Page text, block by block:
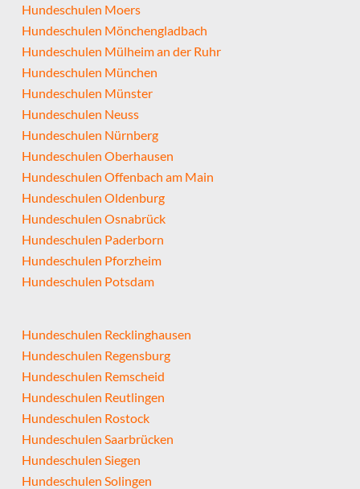
Hundeschulen Moers
Hundeschulen Mönchengladbach
Hundeschulen Mülheim an der Ruhr
Hundeschulen München
Hundeschulen Münster
Hundeschulen Neuss
Hundeschulen Nürnberg
Hundeschulen Oberhausen
Hundeschulen Offenbach am Main
Hundeschulen Oldenburg
Hundeschulen Osnabrück
Hundeschulen Paderborn
Hundeschulen Pforzheim
Hundeschulen Potsdam
Hundeschulen Recklinghausen
Hundeschulen Regensburg
Hundeschulen Remscheid
Hundeschulen Reutlingen
Hundeschulen Rostock
Hundeschulen Saarbrücken
Hundeschulen Siegen
Hundeschulen Solingen